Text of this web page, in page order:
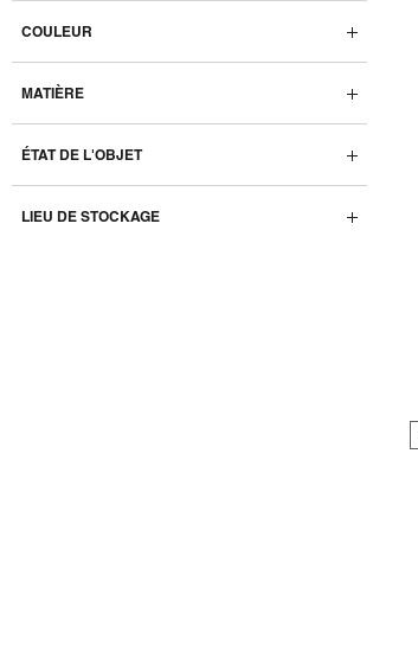
COULEUR
MATIÈRE
ÉTAT DE L'OBJET
LIEU DE STOCKAGE